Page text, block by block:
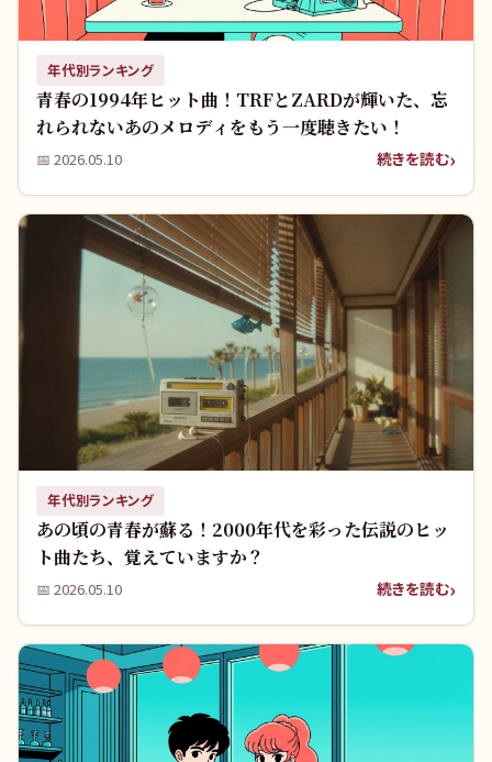
年代別ランキング
青春の1994年ヒット曲！TRFとZARDが輝いた、忘
れられないあのメロディをもう一度聴きたい！
📅 2026.05.10 続きを読む
年代別ランキング
あの頃の青春が蘇る！2000年代を彩った伝説のヒッ
ト曲たち、覚えていますか？
📅 2026.05.10 続きを読む